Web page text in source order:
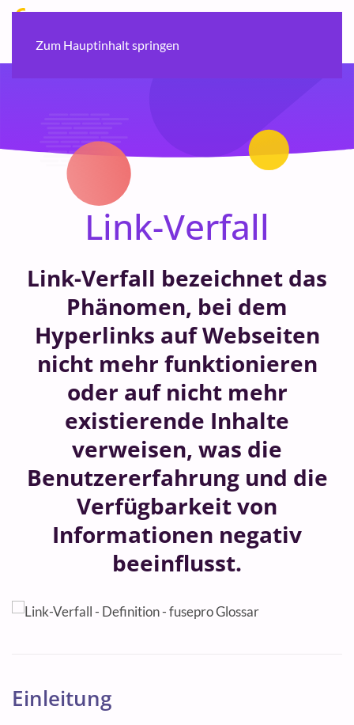
Zum Hauptinhalt springen
Link-Verfall
Link-Verfall bezeichnet das
Phänomen, bei dem
Hyperlinks auf Webseiten
nicht mehr funktionieren
oder auf nicht mehr
existierende Inhalte
verweisen, was die
Benutzererfahrung und die
Verfügbarkeit von
Informationen negativ
beeinflusst.
Einleitung